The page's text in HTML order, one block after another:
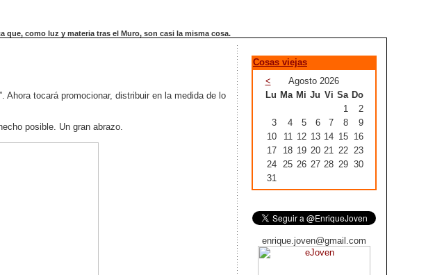
como luz y materia tras el Muro, son casi la misma cosa.
Ahora tocará promocionar, distribuir en la medida de lo
posible. Un gran abrazo.
Cosas viejas
<
Agosto 2026
Lu Ma Mi Ju Vi Sa Do
1
2
3
4 5 6 7 8
9
10
11 12 13 14 15
16
17
18 19 20 21 22 23
24
25 26 27 28 29 30
31
enrique.joven@gmail.com